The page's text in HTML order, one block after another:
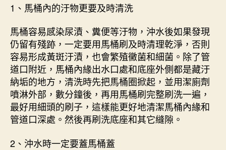
1、馬桶內的汙物更要及時清洗
馬桶容易感染尿漬、糞便等汙物，沖水後如果發現
仍留有殘跡，一定要用馬桶刷及時清理乾淨，否則
容易形成黃斑汙漬，也會繁殖黴菌和細菌。除了管
道口附近，馬桶內緣出水口處和底座外側都是藏汙
納垢的地方，清洗時先把馬桶圈掀起，並用潔廁劑
噴淋外部，數分鐘後，再用馬桶刷完整刷洗一遍，
最好用細頭的刷子，這樣能更好地清潔馬桶內緣和
管道口深處。然後再刷洗底座和其它縫隙。
2、沖水時一定要蓋馬桶蓋